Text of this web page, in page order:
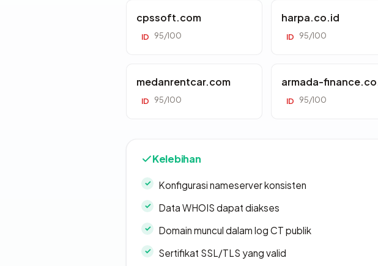
cpssoft.com
ID 95/100
harpa.co.id
ID 95/100
medanrentcar.com
ID 95/100
armada-
ID 95/100
Kelebihan
Konfigurasi nameserver konsisten
Data WHOIS dapat diakses
Domain muncul dalam log CT publik
Sertifikat SSL/TLS yang valid